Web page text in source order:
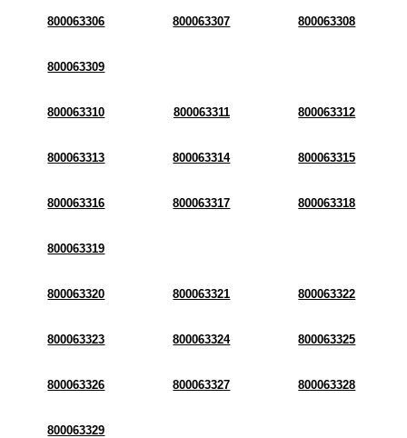
800063306 800063307 800063308
800063309
800063310 800063311 800063312
800063313 800063314 800063315
800063316 800063317 800063318
800063319
800063320 800063321 800063322
800063323 800063324 800063325
800063326 800063327 800063328
800063329